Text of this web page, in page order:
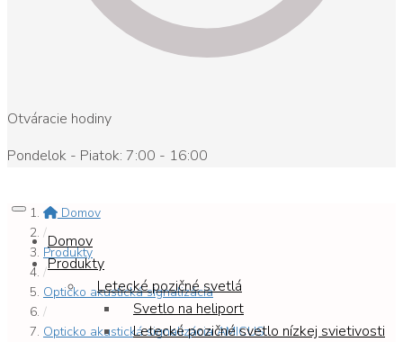
Otváracie hodiny
Pondelok - Piatok: 7:00 - 16:00
Domov
Produkty
Letecké pozičné svetlá
Svetlo na heliport
Letecké pozičné svetlo nízkej svietivosti
Domov
/
Produkty
/
Opticko akustická signalizácia
/
Opticko akustická signalizácia AMICUS